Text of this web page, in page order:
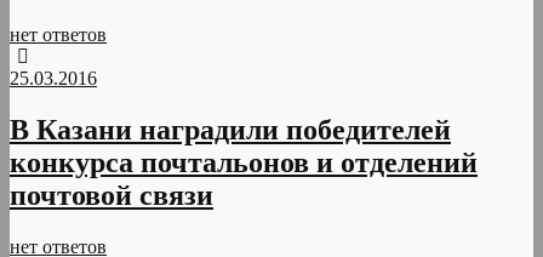
нет ответов
25.03.2016
В Казани наградили победителей
конкурса почтальонов и отделений
почтовой связи
нет ответов